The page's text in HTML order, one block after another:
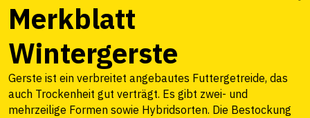
Merkblatt
Wintergerste
Gerste ist ein verbreitet angebautes Futtergetreide, das
auch Trockenheit gut verträgt. Es gibt zwei- und
mehrzeilige Formen sowie Hybridsorten. Die Bestockung